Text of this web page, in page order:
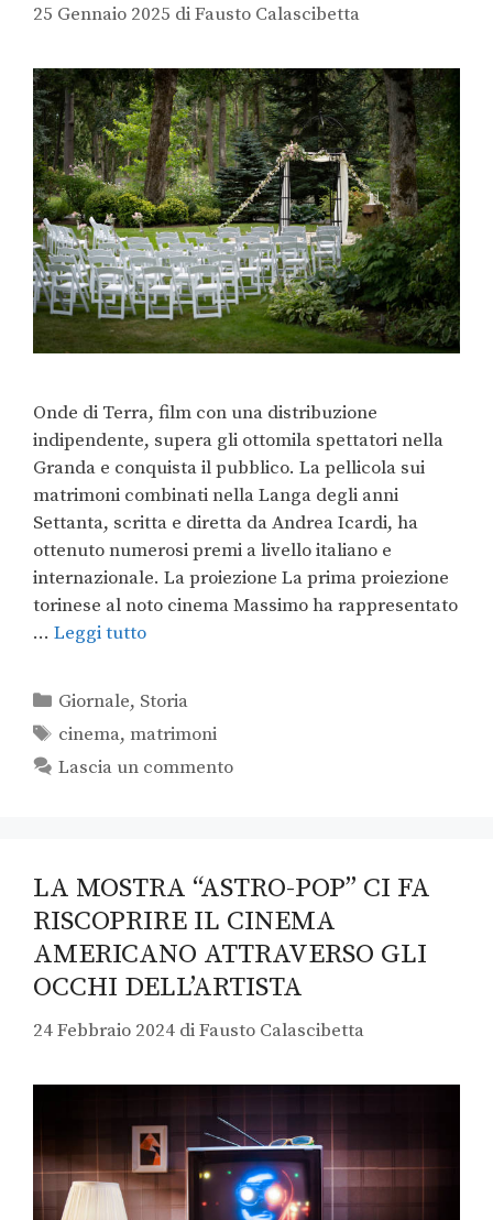
25 Gennaio 2025 diFausto Calascibetta
Onde di Terra, film con una distribuzione
indipendente, supera gli ottomila spettatori nella
Granda e conquista il pubblico. La pellicola sui
matrimoni combinati nella Langa degli anni
Settanta, scritta e diretta da Andrea Icardi, ha
ottenuto numerosi premi a livello italiano e
internazionale. La proiezione La prima proiezione
torinese al noto cinema Massimo ha rappresentato
… Leggi tutto
Giornale, Storia
cinema,matrimoni
Lascia un commento
LA MOSTRA “ASTRO-POP” CI FA
RISCOPRIRE IL CINEMA
AMERICANO ATTRAVERSO GLI
OCCHI DELL’ARTISTA
24 Febbraio 2024 diFausto Calascibetta